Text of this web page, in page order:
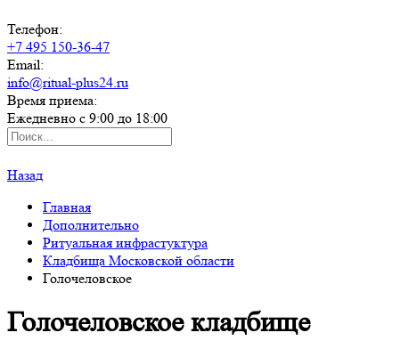
Телефон:
+7 495 150-36-47
Email:
info@ritual-plus24.ru
Время приема:
Ежедневно с 9:00 до 18:00
Назад
Главная
Дополнительно
Ритуальная инфрастуктура
Кладбища Московской области
Голочеловское
Голочеловское кладбище